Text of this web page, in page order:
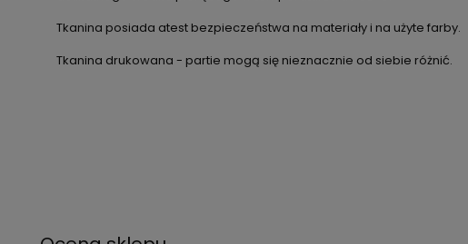
Tkanina posiada atest bezpieczeństwa na materiały i na użyte farby.
Tkanina drukowana - partie mogą się nieznacznie od siebie różnić.